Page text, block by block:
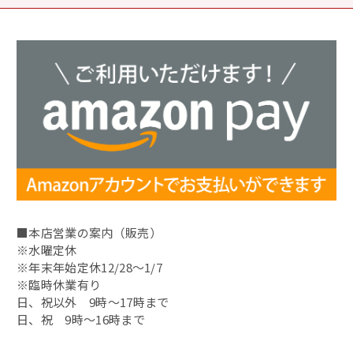
小鯛のささ漬
若狭甘鯛
昆布〆
昆布〆（別誂）
鯖缶
その他の缶詰
3,240円～5,400円
5,400円～
■本店営業の案内（販売）
※水曜定休
※年末年始定休12/28～1/7
※臨時休業有り
日、祝以外 9時～17時まで
日、祝 9時～16時まで